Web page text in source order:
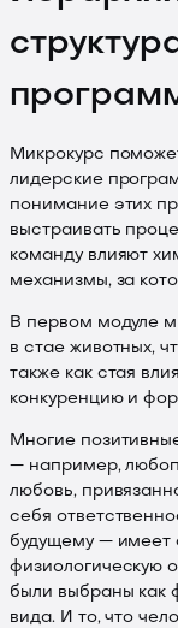
Микрокурс
лидерские
понимание этих
выстраивать
команду влияют
механизмы, за
В первом модуле
в стае животных,
также как стая
конкуренцию и
Многие
— например,
любовь,
себя
будущему — имеет
физиологическую
были выбраны как
вида. И то, что